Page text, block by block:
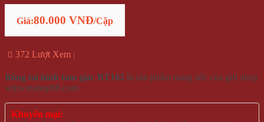
Giá:80.000 VNĐ/Cặp
372 Lượt Xem
Bông tai hình tam giác BT162 là sản phẩm trang sức của gift shop
winwinshop88.com
Khuyến mại: